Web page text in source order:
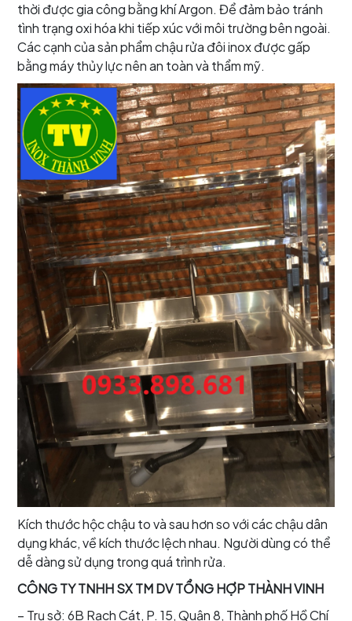
thời được gia công bằng khí Argon. Để đảm bảo tránh
tình trạng oxi hóa khi tiếp xúc với môi trường bên ngoài.
Các cạnh của sản phẩm chậu rửa đôi inox được gấp
bằng máy thủy lực nên an toàn và thẩm mỹ.
Kích thước hộc chậu to và sau hơn so với các chậu dân
dụng khác, về kích thước lệch nhau. Người dùng có thể
dễ dàng sử dụng trong quá trình rửa.
CÔNG TY TNHH SX TM DV TỔNG HỢP THÀNH VINH
– Trụ sở: 6B Rạch Cát, P. 15, Quận 8, Thành phố Hồ Chí